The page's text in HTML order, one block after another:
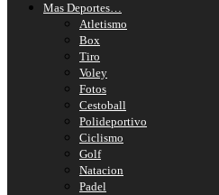
Mas Deportes…
Atletismo
Box
Tiro
Voley
Fotos
Cestoball
Polideportivo
Ciclismo
Golf
Natacion
Padel